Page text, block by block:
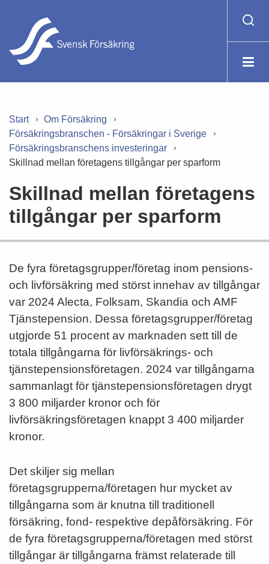
Start
Om Försäkring
Försäkringsbranschen - Försäkringar i Sverige
Försäkringsbranschens investeringar
Skillnad mellan företagens tillgångar per sparform
Skillnad mellan företagens
tillgångar per sparform
De fyra företagsgrupper/företag inom pensions-
och livförsäkring med störst innehav av tillgångar
var 2024 Alecta, Folksam, Skandia och AMF
Tjänstepension. Dessa företagsgrupper/företag
utgjorde 51 procent av marknaden sett till de
totala tillgångarna för livförsäkrings- och
tjänstepensionsföretagen. 2024 var tillgångarna
sammanlagt för tjänstepensionsföretagen drygt
3 800 miljarder kronor och för
livförsäkringsföretagen knappt 3 400 miljarder
kronor.
Det skiljer sig mellan
företagsgrupperna/företagen hur mycket av
tillgångarna som är knutna till traditionell
försäkring, fond- respektive depåförsäkring. För
de fyra företagsgrupperna/företagen med störst
tillgångar är tillgångarna främst relaterade till